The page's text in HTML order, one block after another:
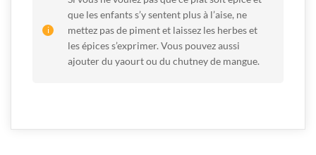
que les enfants s’y sentent plus à l’aise, ne
mettez pas de piment et laissez les herbes et
les épices s’exprimer. Vous pouvez aussi
ajouter du yaourt ou du chutney de mangue.